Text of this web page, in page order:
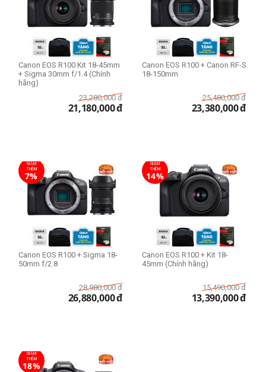
Canon EOS R100 Kit 18-45mm
+ Sigma 30mm f/1.4 (Chính
hãng)
23,280,000 đ
21,180,000đ
Canon EOS R100 + Canon RF-S
18-150mm
25,480,000 đ
23,380,000đ
GIẢM
THÊM
7%
Canon EOS R100 + Sigma 18-
50mm f/2.8
28,980,000 đ
26,880,000đ
GIẢM
THÊM
14%
Canon EOS R100 + Kit 18-
45mm (Chính hãng)
15,490,000 đ
13,390,000đ
GIẢM
THÊM
18%